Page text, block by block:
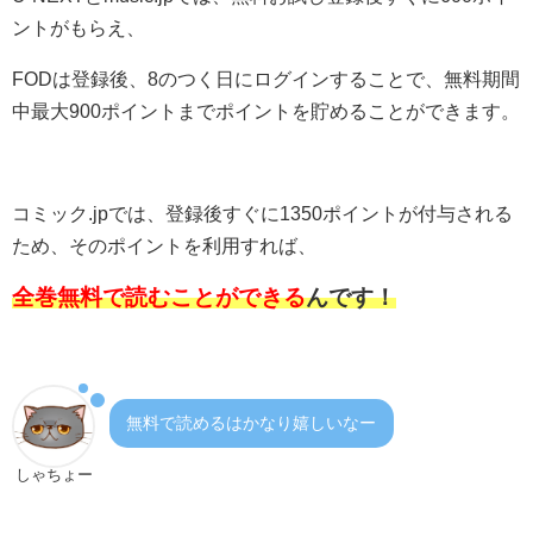
ントがもらえ、
FODは登録後、8のつく日にログインすることで、無料期間
中最大900ポイントまでポイントを貯めることができます。
コミック.jpでは、登録後すぐに1350ポイントが付与される
ため、そのポイントを利用すれば、
全巻無料で読むことができるんです！
しゃちょー
無料で読めるはかなり嬉しいなー